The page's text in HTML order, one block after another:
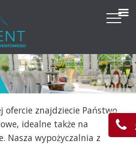
ofercie znajdziecie Państwo
idealne także na
Nasza wypożyczalnia z